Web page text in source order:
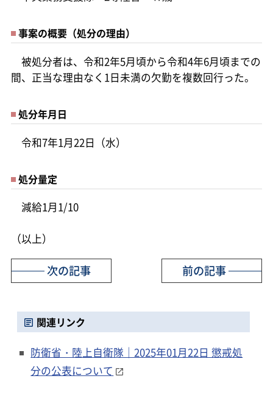
事案の概要（処分の理由）
被処分者は、令和2年5月頃から令和4年6月頃までの
間、正当な理由なく1日未満の欠勤を複数回行った。
処分年月日
令和7年1月22日（水）
処分量定
減給1月1/10
（以上）
前の記事
次の記事
関連リンク
防衛省・陸上自衛隊｜2025年01月22日 懲戒処
分の公表について